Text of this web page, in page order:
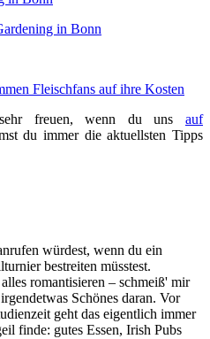
in Bonn
Fleischfans auf ihre Kosten
freuen, wenn du uns auf
du immer die aktuellsten Tipps
würdest, wenn du ein
bestreiten müsstest.
romantisieren – schmeiß' mir
Schönes daran. Vor
geht das eigentlich immer
finde: gutes Essen, Irish Pubs